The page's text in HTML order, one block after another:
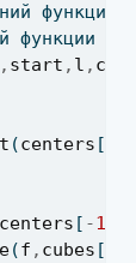
функции
функции в
, start , l ,
(centers [
centers [ -1
(f , cubes [